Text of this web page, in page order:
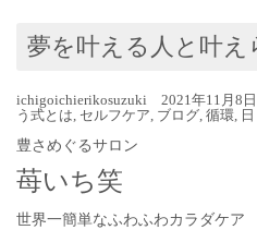
夢を叶える人と叶
ichigoichierikosuzuki 2021年11月8
う式とは, セルフケア, ブログ, 循環,
豊さめぐるサロン
苺いち笑
世界一簡単なふわふわカラダケア